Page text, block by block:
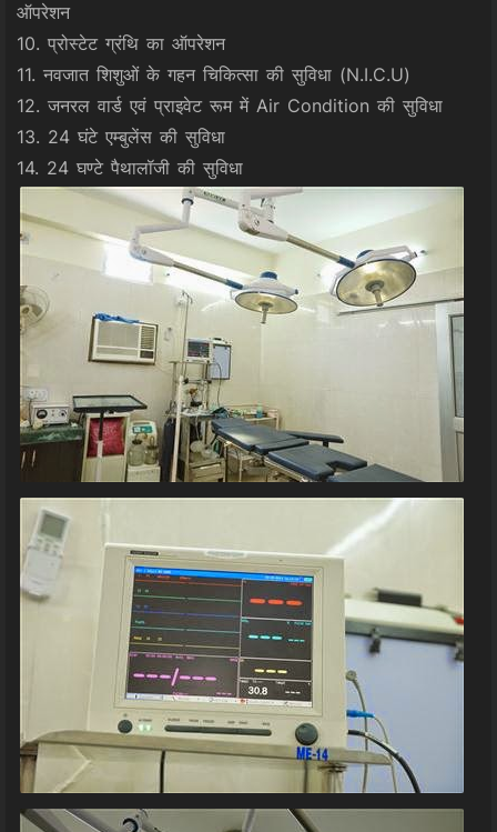
ऑपरेशन
10. प्रोस्टेट ग्रंथि का ऑपरेशन
11. नवजात शिशुओं के गहन चिकित्सा की सुविधा (N.I.C.U)
12. जनरल वार्ड एवं प्राइवेट रूम में Air Condition की सुविधा
13. 24 घंटे एम्बुलेंस की सुविधा
14. 24 घण्टे पैथालॉजी की सुविधा